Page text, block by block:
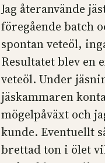
Jag återanvände
föregående batch
spontan veteöl,
Resultatet blev en
veteöl. Under
jäskammaren
mögelpåväxt och
kunde. Eventuellt
brettad ton i ölet